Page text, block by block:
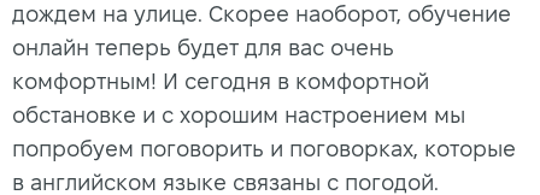
дождем на улице. Скорее наоборот, обучение
онлайн теперь будет для вас очень
комфортным! И сегодня в комфортной
обстановке и с хорошим настроением мы
попробуем поговорить и поговорках, которые
в английском языке связаны с погодой.